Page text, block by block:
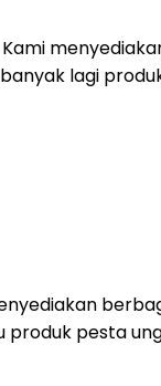
lagi
pesta